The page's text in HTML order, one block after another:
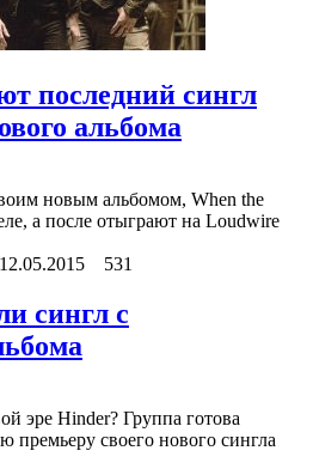
последний сингл
альбома
новым альбомом, When the
а после отыграют на Loudwire
12.05.2015 531
сингл с
эре Hinder? Группа готова
премьеру своего нового сингла